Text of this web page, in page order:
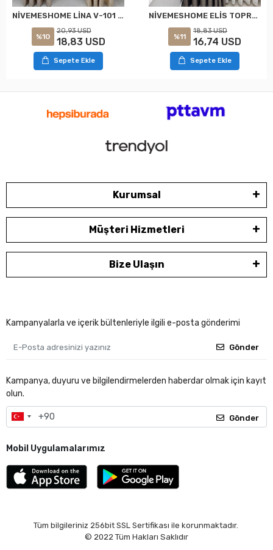
NİVEMESHOME LİNA V-101 KREM 1/3 PİLELİ FON PERDE
%10
20,93 USD
18,83 USD
Sepete Ekle
NİVEMESHOME ELİS TOPRAK FON PERDE 1/3 SIK PİLELİ PERDE APM
%11
18,83 USD
16,74 USD
Sepete Ekle
Kurumsal
Müşteri Hizmetleri
Bize Ulaşın
Kampanyalarla ve içerik bültenleriyle ilgili e-posta gönderimi
Gönder
Kampanya, duyuru ve bilgilendirmelerden haberdar olmak için kayıt
olun.
Gönder
Mobil Uygulamalarımız
Tüm bilgileriniz 256bit SSL Sertifikası ile korunmaktadır.
© 2022 Tüm Hakları Saklıdır